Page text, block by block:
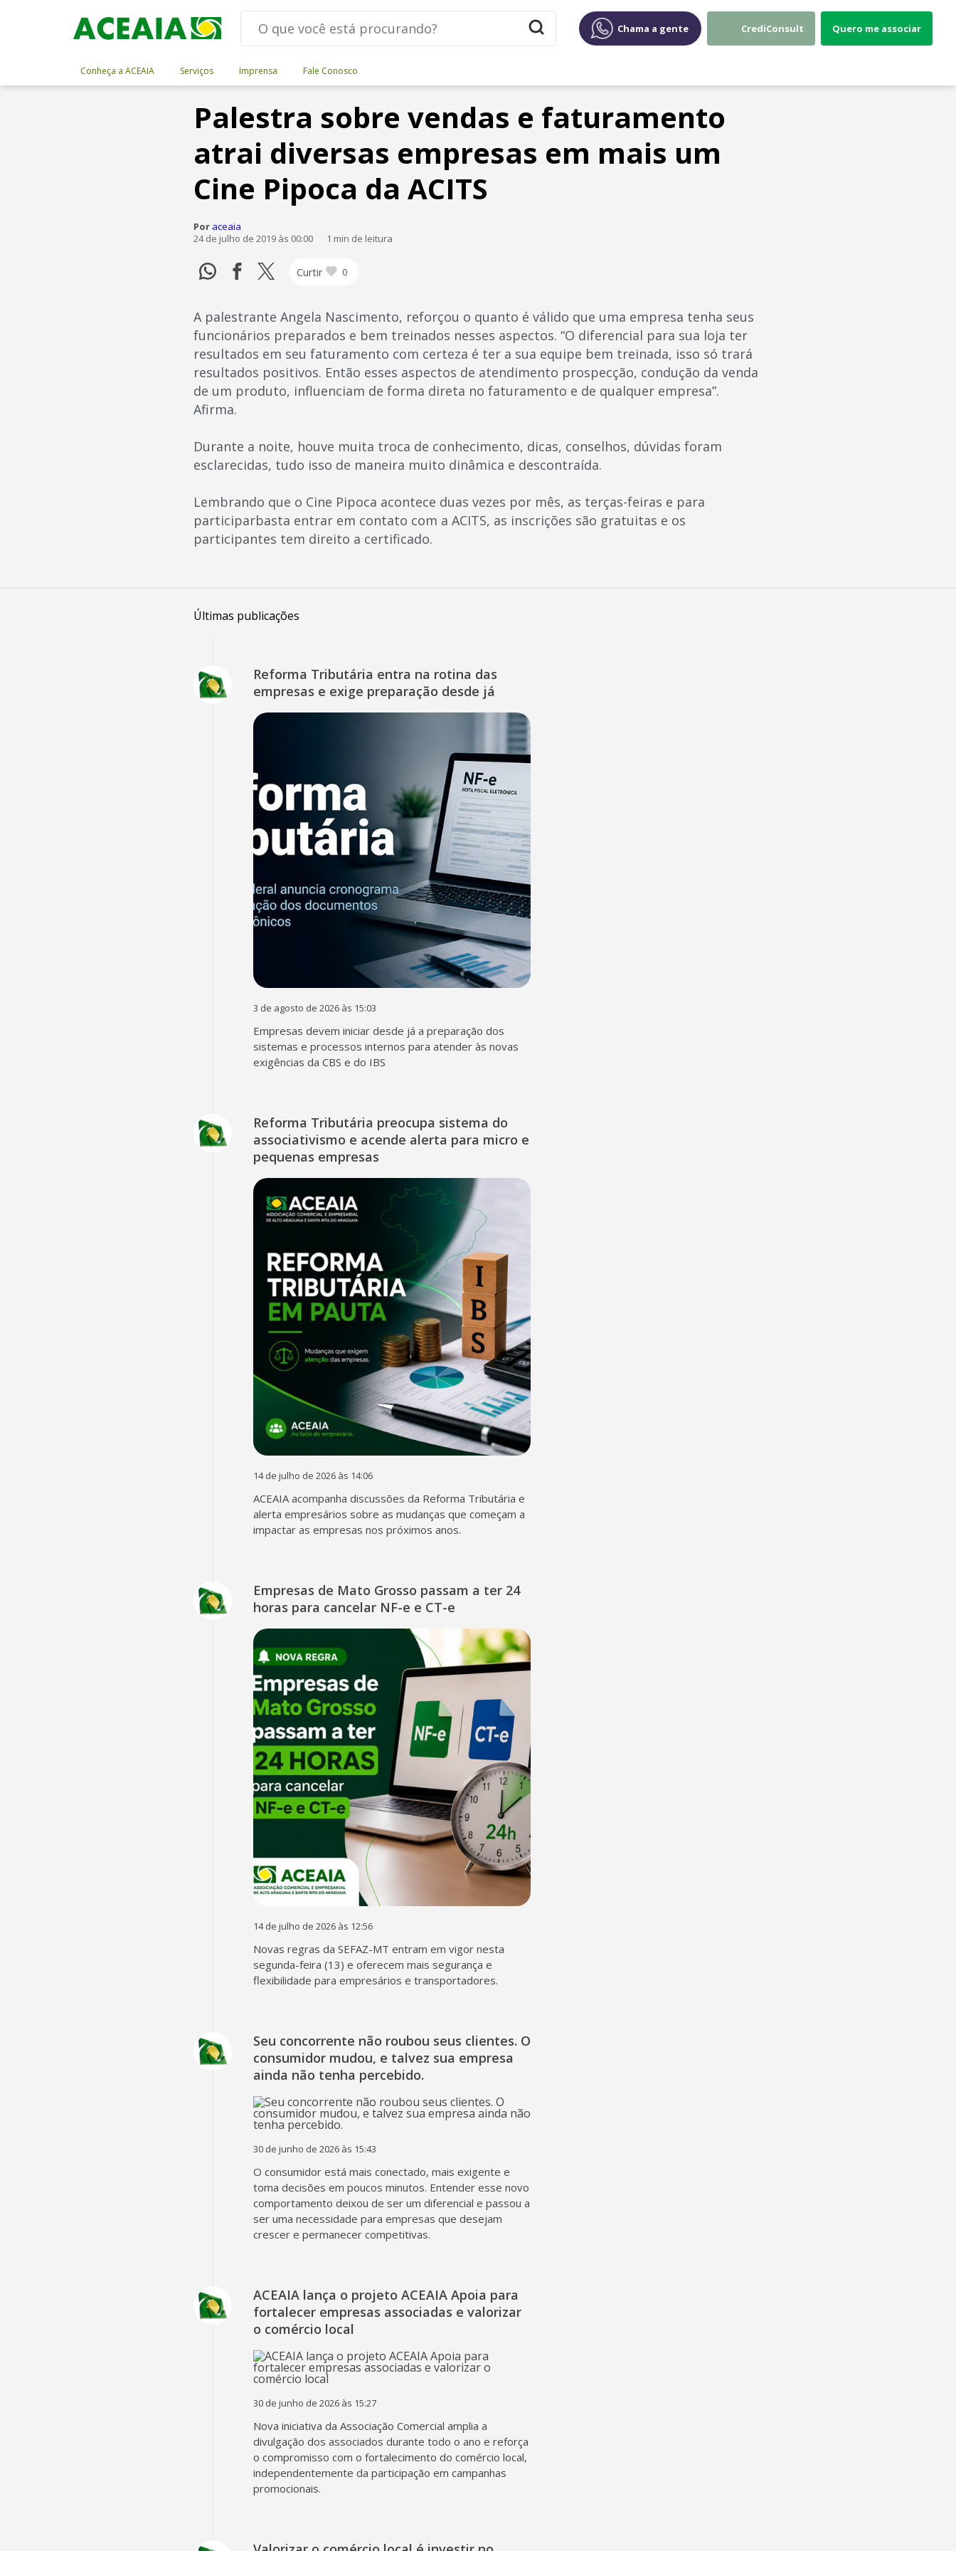
Chama a gente CrediConsult Quero me associar
Conheça a ACEAIA Serviços Imprensa Fale Conosco
Palestra sobre vendas e faturamento
atrai diversas empresas em mais um
Cine Pipoca da ACITS
Por aceaia
24 de julho de 2019 às 00:00
1 min de leitura
Curtir 0
A palestrante Angela Nascimento, reforçou o quanto é válido que uma empresa tenha seus
funcionários preparados e bem treinados nesses aspectos. “O diferencial para sua loja ter
resultados em seu faturamento com certeza é ter a sua equipe bem treinada, isso só trará
resultados positivos. Então esses aspectos de atendimento prospecção, condução da venda
de um produto, influenciam de forma direta no faturamento e de qualquer empresa”.
Afirma.
Durante a noite, houve muita troca de conhecimento, dicas, conselhos, dúvidas foram
esclarecidas, tudo isso de maneira muito dinâmica e descontraída.
Lembrando que o Cine Pipoca acontece duas vezes por mês, as terças-feiras e para
participarbasta entrar em contato com a ACITS, as inscrições são gratuitas e os
participantes tem direito a certificado.
Últimas publicações
Reforma Tributária entra na rotina das
empresas e exige preparação desde já
3 de agosto de 2026 às 15:03
Empresas devem iniciar desde já a preparação dos
sistemas e processos internos para atender às novas
exigências da CBS e do IBS
Reforma Tributária preocupa sistema do
associativismo e acende alerta para micro e
pequenas empresas
14 de julho de 2026 às 14:06
ACEAIA acompanha discussões da Reforma Tributária e
alerta empresários sobre as mudanças que começam a
impactar as empresas nos próximos anos.
Empresas de Mato Grosso passam a ter 24
horas para cancelar NF-e e CT-e
14 de julho de 2026 às 12:56
Novas regras da SEFAZ-MT entram em vigor nesta
segunda-feira (13) e oferecem mais segurança e
flexibilidade para empresários e transportadores.
Seu concorrente não roubou seus clientes. O
consumidor mudou, e talvez sua empresa
ainda não tenha percebido.
30 de junho de 2026 às 15:43
O consumidor está mais conectado, mais exigente e
toma decisões em poucos minutos. Entender esse novo
comportamento deixou de ser um diferencial e passou a
ser uma necessidade para empresas que desejam
crescer e permanecer competitivas.
ACEAIA lança o projeto ACEAIA Apoia para
fortalecer empresas associadas e valorizar
o comércio local
30 de junho de 2026 às 15:27
Nova iniciativa da Associação Comercial amplia a
divulgação dos associados durante todo o ano e reforça
o compromisso com o fortalecimento do comércio local,
independentemente da participação em campanhas
promocionais.